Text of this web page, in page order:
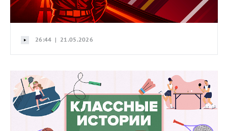
26:44 | 21.05.2026